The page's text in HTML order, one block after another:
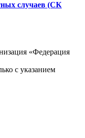
случаев (СК
«Федерация
с указанием